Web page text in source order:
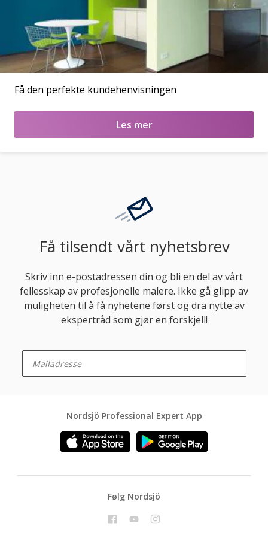
Få den perfekte kundehenvisningen
Les mer
Få tilsendt vårt nyhetsbrev
Skriv inn e-postadressen din og bli en del av vårt
fellesskap av profesjonelle malere. Ikke gå glipp av
muligheten til å få nyhetene først og dra nytte av
ekspertråd som gjør en forskjell!
Nordsjö Professional Expert App
Følg Nordsjö